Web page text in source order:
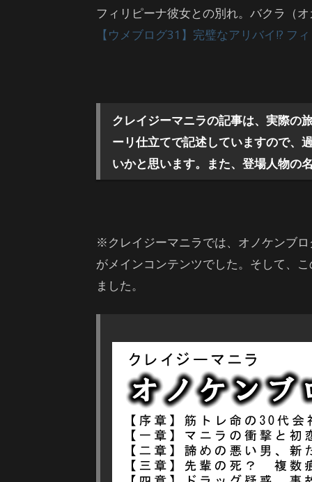
フィリピーナ彼女との別れ。バクラ（
【ウメブログ31】完璧なアリバイ!? フ
クレイジーマニラの記事は、実際の
ーリ仕立てで記述していますので、
いかと思います。また、登場人物の
※クレイジーマニラでは、オノケンブ
がメインコンテンツでした。そして、
ました。